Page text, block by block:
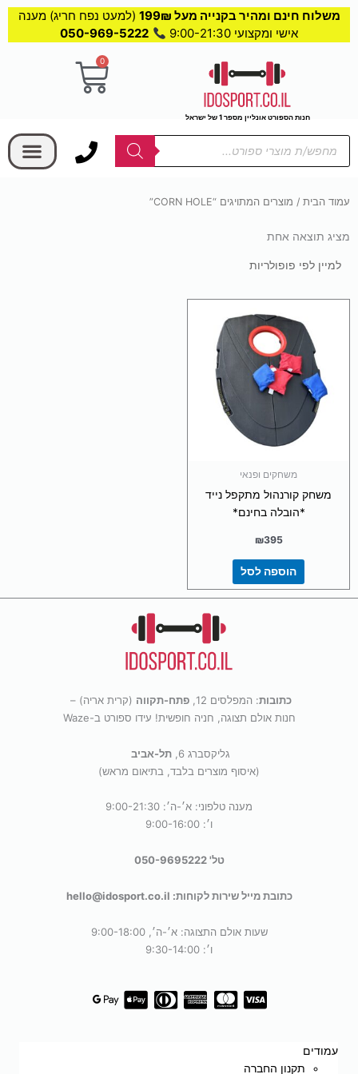
משלוח חינם ומהיר בקנייה מעל 199₪
(למעט נפח חריג) מענה
אישי ומקצועי 9:00-21:30
050-969-5222
חנות הספורט אונליין מספר 1 של ישראל
0
עגלת
Products
search
עמוד הבית / מוצרים המתויגים “CORN HOLE”
מציג תוצאה אחת
משחקים ופנאי
משחק קורנהול מתקפל נייד
*הובלה בחינם*
₪395
הוספה לסל
כתובות: המפלסים 12, פתח-תקווה (קרית אריה) –
חנות אולם תצוגה, חניה חופשית! עידו ספורט ב-Waze
גליקסברג 6,
תל-אביב
(איסוף מוצרים בלבד, בתיאום מראש)
מענה טלפוני: א׳-ה׳: 9:00-21:30
ו׳: 9:00-16:00
טל' 050-9695222
כתובת מייל שירות לקוחות: hello@idosport.co.il
שעות אולם התצוגה: א׳-ה׳, 9:00-18:00
ו׳: 9:30-14:00
עמודים
תקנון החברה